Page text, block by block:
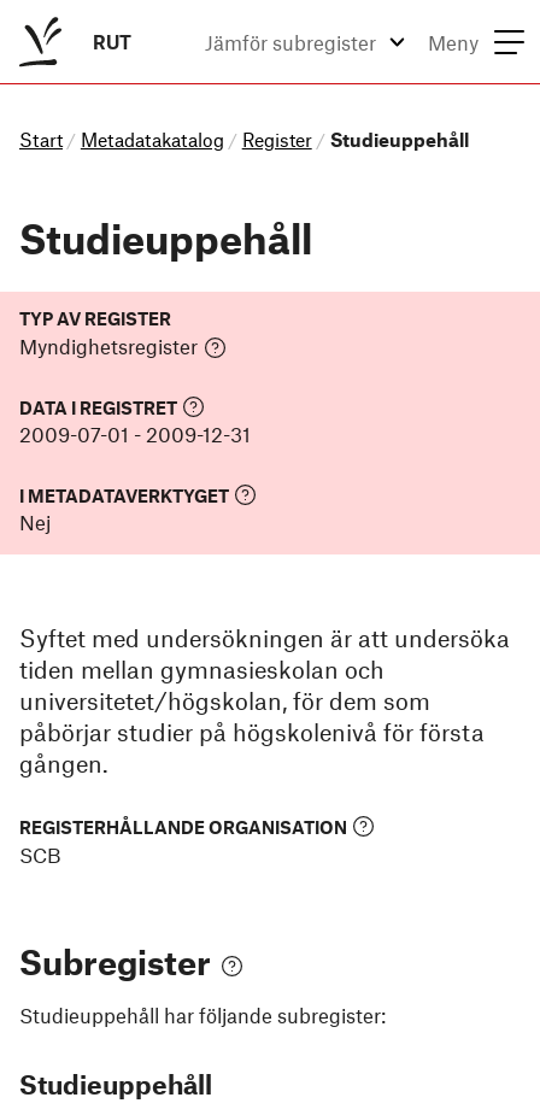
RUT Jämför subregister Meny
Start / Metadatakatalog / Register / Studieuppehåll
Studieuppehåll
TYP AV REGISTER
Myndighetsregister
DATA I REGISTRET
2009-07-01 - 2009-12-31
I METADATAVERKTYGET
Nej
Syftet med undersökningen är att undersöka
tiden mellan gymnasieskolan och
universitetet/högskolan, för dem som
påbörjar studier på högskolenivå för första
gången.
REGISTERHÅLLANDE ORGANISATION
SCB
Subregister
Studieuppehåll har följande subregister:
Studieuppehåll